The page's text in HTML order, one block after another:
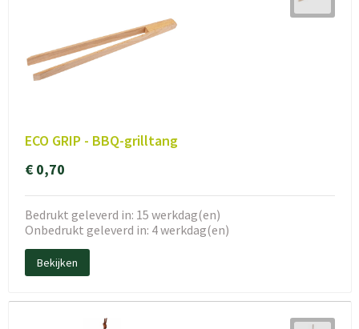
ECO GRIP - BBQ-grilltang
€ 0,70
Bedrukt geleverd in: 15 werkdag(en)
Onbedrukt geleverd in: 4 werkdag(en)
Bekijken